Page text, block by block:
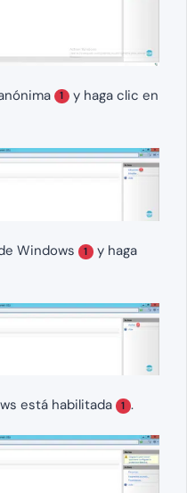
1 y haga clic en
Windows 1 y haga
está habilitada 1 .